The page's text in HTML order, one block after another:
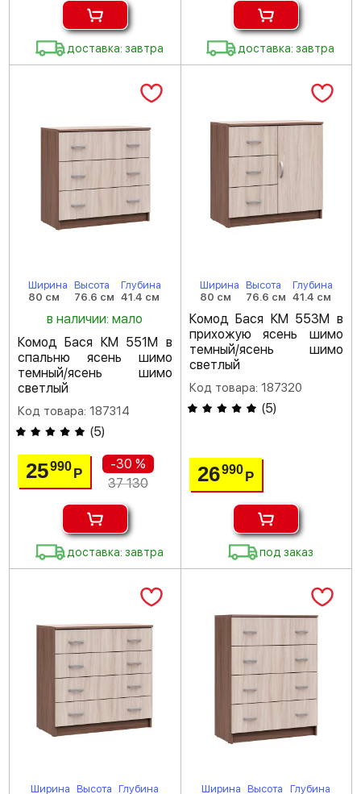
доставка: завтра доставка: завтра
Ширина
80 см
Высота
76.6 см
Глубина
41.4 см
в наличии: мало
Комод Бася КМ 551М в
спальню ясень шимо
темный/ясень шимо
светлый
Код товара: 187314
(5)
25990Р
-30 %
37 130
доставка: завтра
Ширина
80 см
Высота
76.6 см
Глубина
41.4 см
Комод Бася КМ 553М в
прихожую ясень шимо
темный/ясень шимо
светлый
Код товара: 187320
(5)
26990 Р
под заказ
Ширина
Высота
Глубина
Ширина
Высота
Глубина